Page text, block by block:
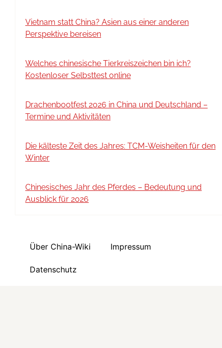
Vietnam statt China? Asien aus einer anderen
Perspektive bereisen
Welches chinesische Tierkreiszeichen bin ich?
Kostenloser Selbsttest online
Drachenbootfest 2026 in China und Deutschland –
Termine und Aktivitäten
Die kälteste Zeit des Jahres: TCM-Weisheiten für den
Winter
Chinesisches Jahr des Pferdes – Bedeutung und
Ausblick für 2026
Über China-Wiki Impressum
Datenschutz